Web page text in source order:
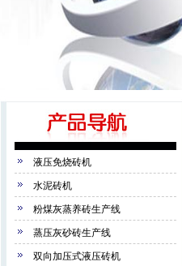
液压免烧砖机
水泥砖机
粉煤灰蒸养砖生产线
蒸压灰砂砖生产线
双向加压式液压砖机